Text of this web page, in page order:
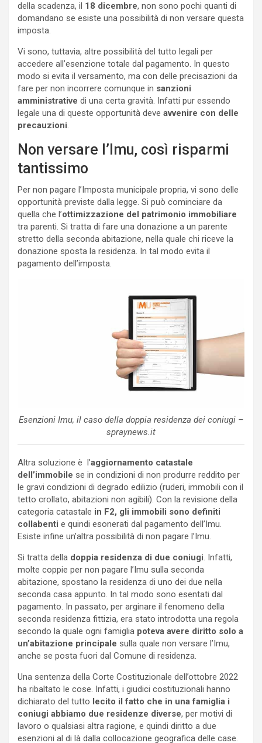
della scadenza, il 18 dicembre, non sono pochi quanti di
domandano se esiste una possibilità di non versare questa
imposta.
Vi sono, tuttavia, altre possibilità del tutto legali per
accedere all’esenzione totale dal pagamento. In questo
modo si evita il versamento, ma con delle precisazioni da
fare per non incorrere comunque in sanzioni
amministrative di una certa gravità. Infatti pur essendo
legale una di queste opportunità deve avvenire con delle
precauzioni.
Non versare l’Imu, così risparmi
tantissimo
Per non pagare l’Imposta municipale propria, vi sono delle
opportunità previste dalla legge. Si può cominciare da
quella che l’ottimizzazione del patrimonio immobiliare
tra parenti. Si tratta di fare una donazione a un parente
stretto della seconda abitazione, nella quale chi riceve la
donazione sposta la residenza. In tal modo evita il
pagamento dell’imposta.
Esenzioni Imu, il caso della doppia residenza dei coniugi –
spraynews.it
Altra soluzione è l’aggiornamento catastale
dell’immobile se in condizioni di non produrre reddito per
le gravi condizioni di degrado edilizio (ruderi, immobili con il
tetto crollato, abitazioni non agibili). Con la revisione della
categoria catastale in F2, gli immobili sono definiti
collabenti e quindi esonerati dal pagamento dell’Imu.
Esiste infine un’altra possibilità di non pagare l’Imu.
Si tratta della doppia residenza di due coniugi . Infatti,
molte coppie per non pagare l’Imu sulla seconda
abitazione, spostano la residenza di uno dei due nella
seconda casa appunto. In tal modo sono esentati dal
pagamento. In passato, per arginare il fenomeno della
seconda residenza fittizia, era stato introdotta una regola
secondo la quale ogni famiglia poteva avere diritto solo a
un’abitazione principale sulla quale non versare l’Imu,
anche se posta fuori dal Comune di residenza.
Una sentenza della Corte Costituzionale dell’ottobre 2022
ha ribaltato le cose. Infatti, i giudici costituzionali hanno
dichiarato del tutto lecito il fatto che in una famiglia i
coniugi abbiamo due residenze diverse, per motivi di
lavoro o qualsiasi altra ragione, e quindi diritto a due
esenzioni al di là dalla collocazione geografica delle case.